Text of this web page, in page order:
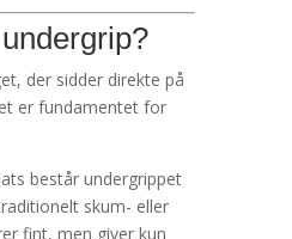
der sidder direkte på
er fundamentet for
består undergrippet
skum- eller
fint, men giver kun